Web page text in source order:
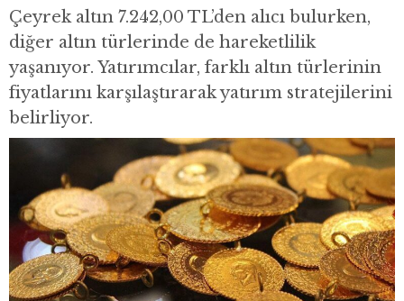
Çeyrek altın 7.242,00 TL’den alıcı bulurken,
diğer altın türlerinde de hareketlilik
yaşanıyor. Yatırımcılar, farklı altın türlerinin
fiyatlarını karşılaştırarak yatırım stratejilerini
belirliyor.